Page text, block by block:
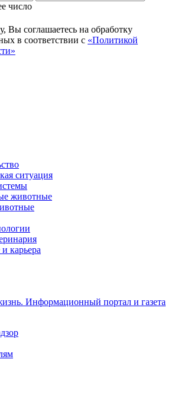
число
Вы соглашаетесь на обработку
в соответствии с «Политикой
ситуация
животные
карьера